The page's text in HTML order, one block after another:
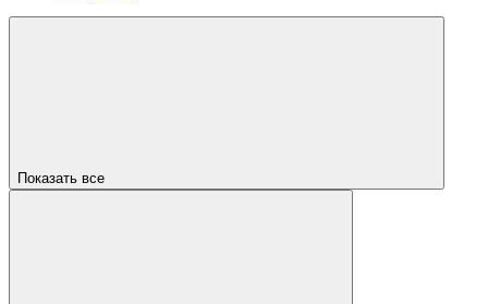
Показать все